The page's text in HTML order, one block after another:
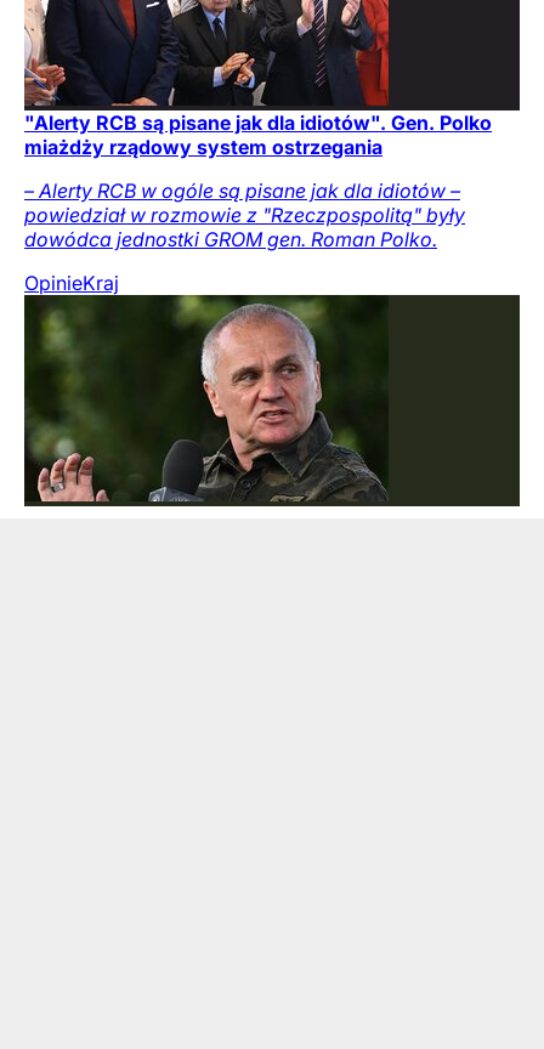
"Alerty RCB są pisane jak dla idiotów". Gen. Polko
miażdży rządowy system ostrzegania
– Alerty RCB w ogóle są pisane jak dla idiotów –
powiedział w rozmowie z "Rzeczpospolitą" były
dowódca jednostki GROM gen. Roman Polko.
OpinieKraj